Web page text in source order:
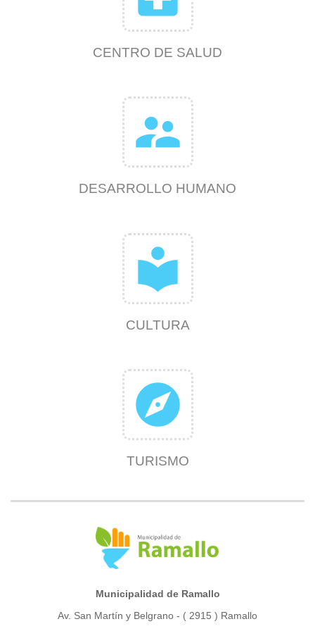
CENTRO DE SALUD
supervisor_account
DESARROLLO HUMANO
local_library
CULTURA
explore
TURISMO
Municipalidad de Ramallo
Av. San Martín y Belgrano - ( 2915 ) Ramallo